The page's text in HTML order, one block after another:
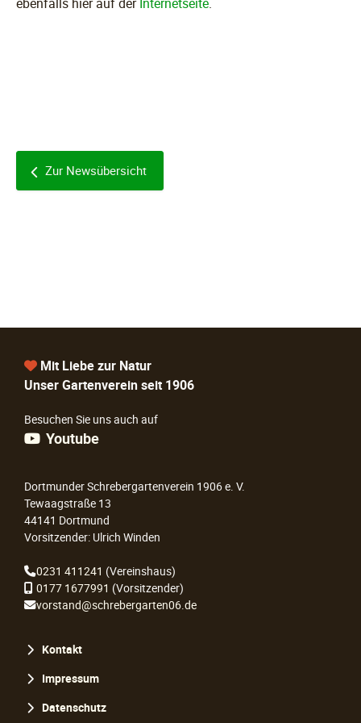
Zur Newsübersicht
Mit Liebe zur Natur
Unser Gartenverein seit 1906
Besuchen Sie uns auch auf
Youtube
Dortmunder Schrebergartenverein 1906 e. V.
Tewaagstraße 13
44141 Dortmund
Vorsitzender: Ulrich Winden
0231 411241 (Vereinshaus)
0177 1677991 (Vorsitzender)
vorstand@schrebergarten06.de
überspringen
Kontakt
Impressum
Datenschutz